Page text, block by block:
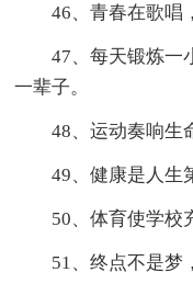
46、青春在歌唱
47、每天锻炼一
一辈子。
48、运动奏响生
49、健康是人生
50、体育使学校
51、终点不是梦